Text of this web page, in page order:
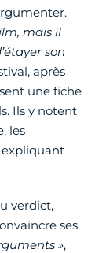
mais il
son
après
une fiche
Ils y notent
les
verdict,
ses
»,